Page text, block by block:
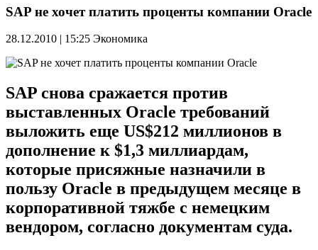
SAP не хочет платить проценты компании Oracle
28.12.2010 | 15:25 Экономика
SAP снова сражается против
выставленных Oracle требований
выложить еще US$212 миллионов в
дополнение к $1,3 миллиардам,
которые присяжные назначили в
пользу Oracle в предыдущем месяце в
корпоративной тяжбе с немецким
вендором, согласно документам суда.